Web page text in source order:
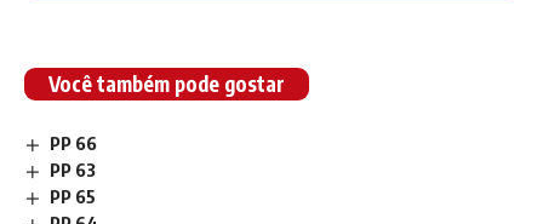
Você também pode gostar
PP 66
PP 63
PP 65